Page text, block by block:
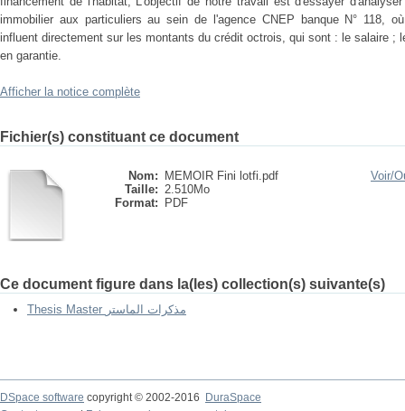
immobilier aux particuliers au sein de l'agence CNEP banque N° 118,
influent directement sur les montants du crédit octrois, qui sont : le salaire ;
en garantie.
Afficher la notice complète
Fichier(s) constituant ce document
Nom:
MEMOIR Fini lotfi.pdf
Taille: 2.510Mo
Format:
PDF
Voir/
Ce document figure dans la(les) collection(s) suivante(s)
Thesis Master مذكرات الماستر
DSpace software copyright © 2002-2016
DuraSpace